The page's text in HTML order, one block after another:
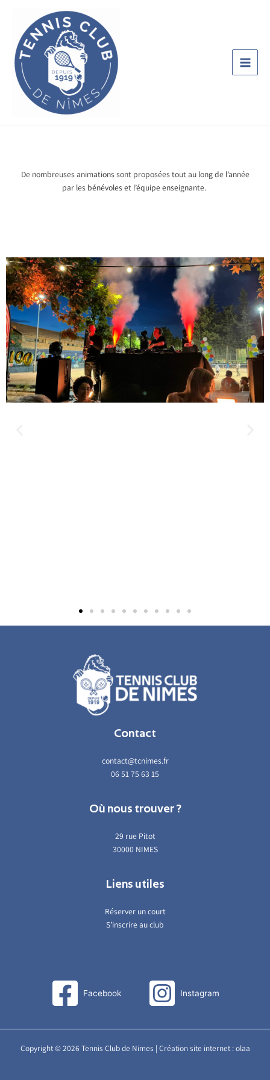
contenu
De nombreuses animations sont proposées tout au long de l’année
par les bénévoles et l’équipe enseignante.
Contact
contact@tcnimes.fr
06 51 75 63 15
Où nous trouver ?
29 rue Pitot
30000 NIMES
Liens utiles
Réserver un court
S’inscrire au club
Facebook Instagram
Copyright © 2026 Tennis Club de Nimes | Création site internet :olaa